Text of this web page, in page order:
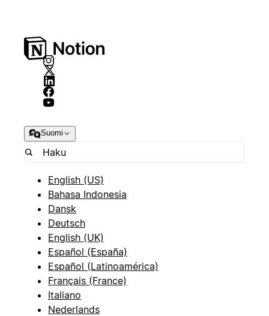
Suomi
English (US)
Bahasa Indonesia
Dansk
Deutsch
English (UK)
Español (España)
Español (Latinoamérica)
Français (France)
Italiano
Nederlands